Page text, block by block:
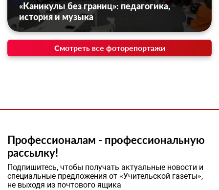
«Каникулы без границ»: педагогика,
история и музыка
Смотреть все фоторепортажи
Профессионалам - профессиональную
рассылку!
Подпишитесь, чтобы получать актуальные новости и
специальные предложения от «Учительской газеты»,
не выходя из почтового ящика